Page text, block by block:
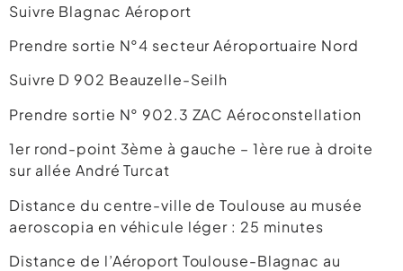
Suivre Blagnac Aéroport
Prendre sortie N°4 secteur Aéroportuaire Nord
Suivre D 902 Beauzelle-Seilh
Prendre sortie N° 902.3 ZAC Aéroconstellation
1er rond-point 3ème à gauche – 1ère rue à droite
sur allée André Turcat
Distance du centre-ville de Toulouse au musée
aeroscopia en véhicule léger : 25 minutes
Distance de l’Aéroport Toulouse-Blagnac au